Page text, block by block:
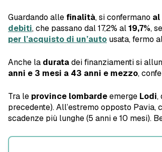
Guardando alle finalità, si confermano al
debiti, che passano dal 17,2% al19,7%,
per l’acquisto di un’auto usata, fermo
Anche la duratadei finanziamenti si
anni e 3 mesi a 43 anni e mezzo,
Tra le province lombardeemerge Lodi,
precedente). All’estremo opposto
scadenze più lunghe (5 anni e 10 mesi).